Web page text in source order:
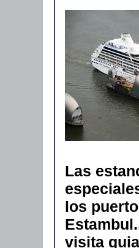
Las
los
visita